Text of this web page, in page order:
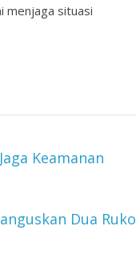
menjaga situasi
Keamanan
Dua Ruko